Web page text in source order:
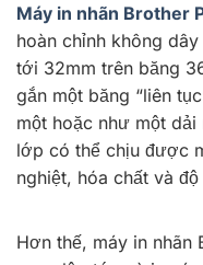
Máy in nhãn Brother
hoàn chỉnh không
tới 32mm trên băng
gắn một băng “liên
một hoặc như một dải
lớp có thể chịu được
nghiệt, hóa chất và độ
Hơn thế, máy in nhãn